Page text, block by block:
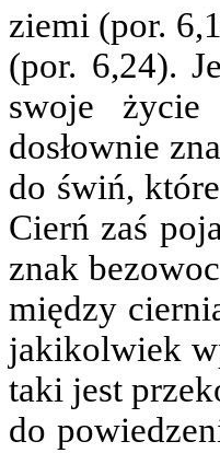
ziemi (por.
(por. 6,24).
swoje życie
dosłownie
do świń,
Cierń zaś
znak
między
jakikolwiek
taki jest
do